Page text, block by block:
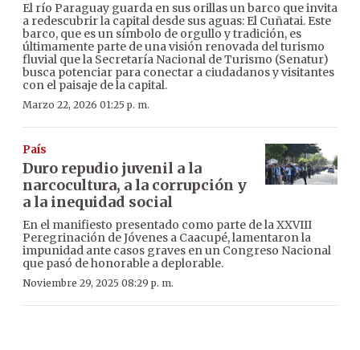
El río Paraguay guarda en sus orillas un barco que invita
a redescubrir la capital desde sus aguas: El Cuñatai. Este
barco, que es un símbolo de orgullo y tradición, es
últimamente parte de una visión renovada del turismo
fluvial que la Secretaría Nacional de Turismo (Senatur)
busca potenciar para conectar a ciudadanos y visitantes
con el paisaje de la capital.
Marzo 22, 2026 01:25 p. m.
País
Duro repudio juvenil a la
narcocultura, a la corrupción y
a la inequidad social
En el manifiesto presentado como parte de la XXVIII
Peregrinación de Jóvenes a Caacupé, lamentaron la
impunidad ante casos graves en un Congreso Nacional
que pasó de honorable a deplorable.
Noviembre 29, 2025 08:29 p. m.